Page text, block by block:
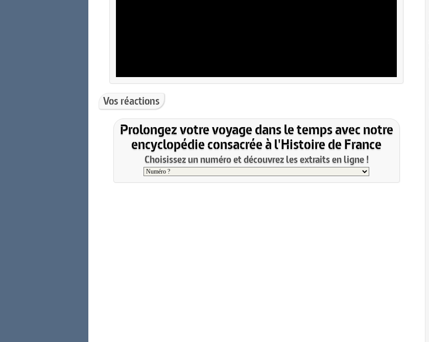
Vos réactions
Prolongez votre voyage dans le temps avec notre
encyclopédie consacrée à l'Histoire de France
Choisissez un numéro et découvrez les extraits en ligne !